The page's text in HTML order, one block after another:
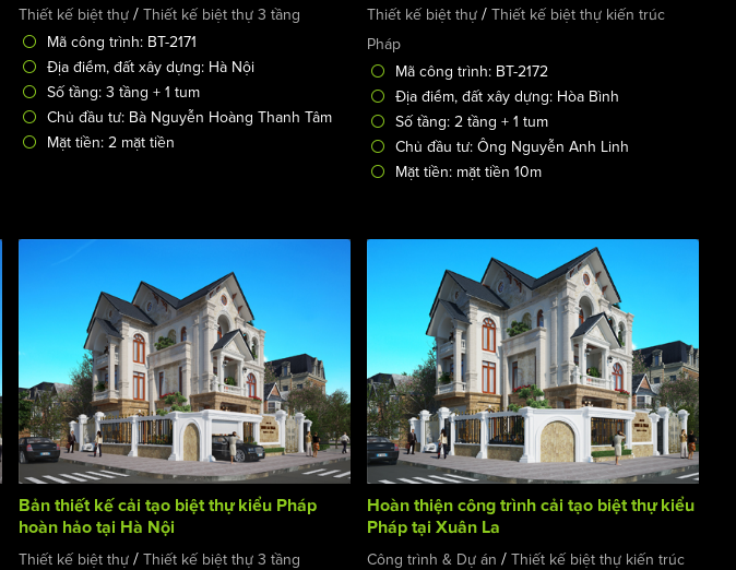
Thiết kế biệt thự/ Thiết kế biệt thự 3 tầng
Mã công trình: BT-2171
Địa điểm, đất xây dựng: Hà Nội
Số tầng: 3 tầng + 1 tum
Chủ đầu tư: Bà Nguyễn Hoàng Thanh Tâm
Mặt tiền: 2 mặt tiền
Thiết kế biệt thự /Thiết kế biệt thự kiến trúc
Pháp
Mã công trình: BT-2172
Địa điểm, đất xây dựng: Hòa Bình
Số tầng: 2 tầng + 1 tum
Chủ đầu tư: Ông Nguyễn Anh Linh
Mặt tiền: mặt tiền 10m
Bản thiết kế cải tạo biệt thự kiểu Pháp
hoàn hảo tại Hà Nội
Thiết kế biệt thự/ Thiết kế biệt thự 3 tầng
Hoàn thiện công trình cải tạo biệt thự kiểu
Pháp tại Xuân La
Công trình & Dự án /Thiết kế biệt thự kiến trúc